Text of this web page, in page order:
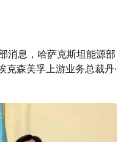
消息，哈萨克斯坦能源部
克森美孚上游业务总裁丹·